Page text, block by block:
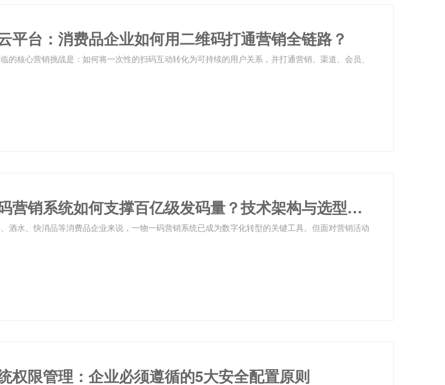
平台：消费品企业如何用二维码打通营销全链路？
的核心营销挑战是：如何将一次性的扫码互动转化为可持续的用户关系，并打通营销、渠道、会员、
一物一码营销系统如何支撑百亿级发码量？技术架构与选型指南
酒水、快消品等消费品企业来说，一物一码营销系统已成为数字化转型的关键工具。但面对营销活动
权限管理：企业必须遵循的5大安全配置原则